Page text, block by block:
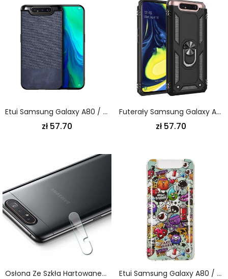
Etui Samsung Galaxy A80 / A90 Szary Czarny Efekt Skóry I Tkania
zł 57.70
Futerały Samsung Galaxy A80 / A90 Czerwony Czarny Etui Na Telefon Pierścień Premium
zł 57.70
Osłona Ze Szkła Hartowanego Na Obiektyw Samsung Galaxy A80 / A90 Etui Samsung Galaxy A80 / A90 Fluorescencyjne Szaleństwo